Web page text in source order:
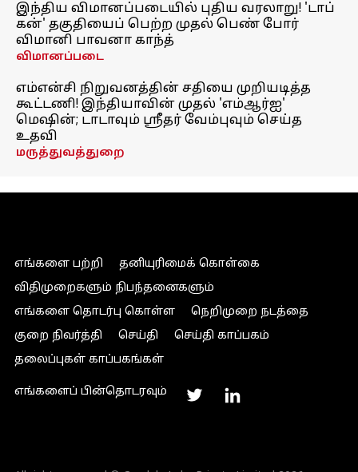
இந்திய விமானப்படையில் புதிய வரலாறு! 'டாப்
கன்' தகுதியைப் பெற்ற முதல் பெண் போர்
விமானி பாவனா காந்த்
விமானப்படை
எம்என்சி நிறுவனத்தின் சதியை முறியடித்த
கூட்டணி! இந்தியாவின் முதல் 'எம்ஆர்ஐ'
மெஷின்; டாடாவும் ஸ்ரீதர் வேம்புவும் செய்த
உதவி
மருத்துவத்துறை
எங்களை பற்றி
தனியுரிமைக் கொள்கை
விதிமுறைகளும் நிபந்தனைகளும்
எங்களை தொடர்பு கொள்ள
நெறிமுறை நடத்தை
குறை நிவர்த்தி
செய்தி
செய்தி காப்பகம்
தலைப்புகள் காப்பகங்கள்
எங்களைப் பின்தொடரவும்